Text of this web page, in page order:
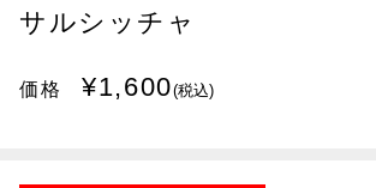
サルシッチャ
価格 ¥1,600(税込)